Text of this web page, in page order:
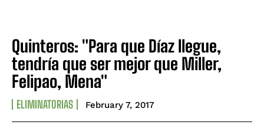
Quinteros: "Para que Díaz llegue,
tendría que ser mejor que Miller,
Felipao, Mena"
ELIMINATORIAS February 7, 2017